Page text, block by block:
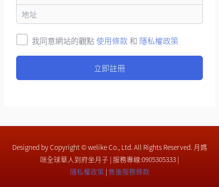
我同意網站的觀點使用條款 和 隱私權政策
立即註冊
Designed by Copyright © welike Co., Ltd. All Rights Reserved. 月媽
咪全球華人到府坐月子 | 服務專線:0905305333 |
隱私權政策 | 售後服務條款